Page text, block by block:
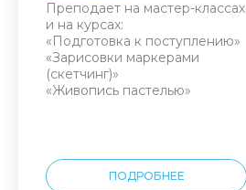
Преподает на мастер-классах
и на курсах:
«Подготовка к поступлению»
«Зарисовки маркерами
(скетчинг)»
«Живопись пастелью»
ПОДРОБНЕЕ